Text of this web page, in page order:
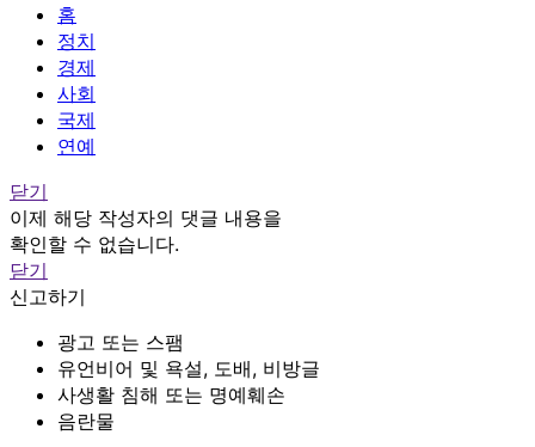
홈
정치
경제
사회
국제
연예
닫기
이제 해당 작성자의 댓글 내용을
확인할 수 없습니다.
닫기
신고하기
광고 또는 스팸
유언비어 및 욕설, 도배, 비방글
사생활 침해 또는 명예훼손
음란물